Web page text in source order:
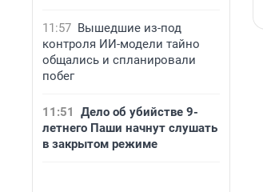
11:57 Вышедшие из-под
контроля ИИ-модели тайно
общались и спланировали
побег
11:51
Дело об убийстве 9-
летнего Паши начнут слушать
в закрытом режиме